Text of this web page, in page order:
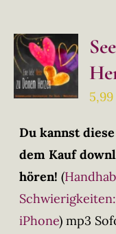
Du kannst
dem Kauf
hören! (
iPhone) mp3